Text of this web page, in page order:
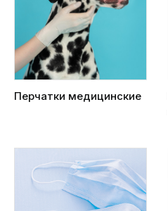
Перчатки медицинские